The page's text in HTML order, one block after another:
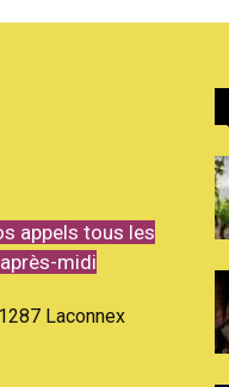
appels tous les
midi
Laconnex